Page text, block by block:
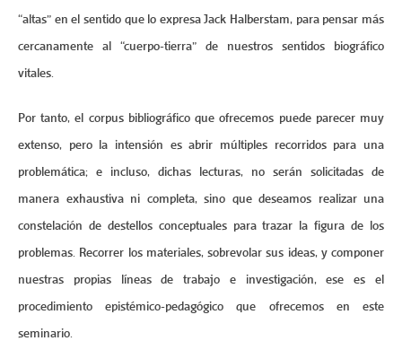
“altas” en el sentido que lo expresa Jack Halberstam, para pensar más
cercanamente al “cuerpo-tierra” de nuestros sentidos biográfico
vitales.
Por tanto, el corpus bibliográfico que ofrecemos puede parecer muy
extenso, pero la intensión es abrir múltiples recorridos para una
problemática; e incluso, dichas lecturas, no serán solicitadas de
manera exhaustiva ni completa, sino que deseamos realizar una
constelación de destellos conceptuales para trazar la figura de los
problemas. Recorrer los materiales, sobrevolar sus ideas, y componer
nuestras propias líneas de trabajo e investigación, ese es el
procedimiento epistémico-pedagógico que ofrecemos en este
seminario.